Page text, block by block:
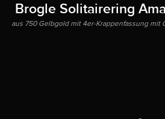
Brogle Solitairering
aus 750 Gelbgold mit 4er-Krappenfassung mit